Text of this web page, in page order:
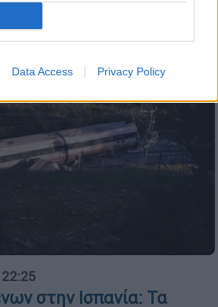
Data Access Privacy Policy
στην Ισπανία: Τα